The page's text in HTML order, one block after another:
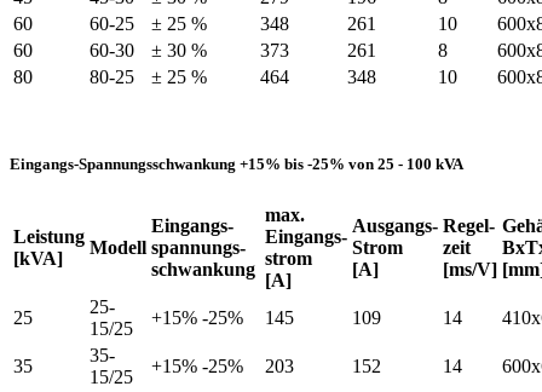
60
60-25 ± 25 % 348 261 10
60
60-30 ± 30 % 373 261 8
80
80-25 ± 25 % 464 348 10
Eingangs-Spannungsschwankung +15% bis -25% von 25 - 100 kVA
Leistung
[kVA]
Modell
Eingangs-
spannungs-
schwankung
max.
Eingangs-
strom
[A]
Ausgangs-
Strom
[A]
Regel-
zeit
[ms/V]
25
25-
15/25
+15% -25% 145 109 14
35
35-
15/25
+15% -25% 203 152 14